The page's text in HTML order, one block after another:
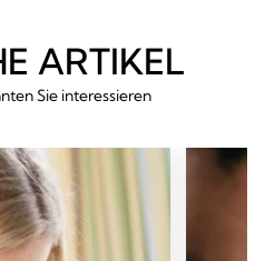
ARTIKEL
Sie interessieren